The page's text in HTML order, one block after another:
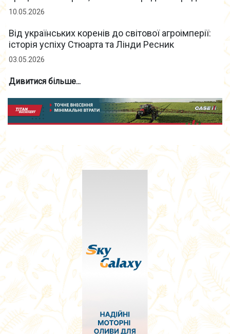
10.05.2026
Від українських коренів до світової агроімперії:
історія успіху Стюарта та Лінди Ресник
03.05.2026
Дивитися більше...